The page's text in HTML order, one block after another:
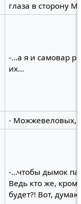
глаза в сторону
-...а я и самовар
их...
- Можжевеловых, -
-...чтобы дымок
Ведь кто же,
будет?! Вот,